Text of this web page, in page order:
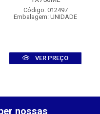
Código: 012497
Embalagem: UNIDADE
VER PREÇO
nossas